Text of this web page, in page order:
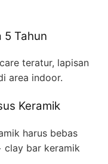
5 Tahun
teratur, lapisan
area indoor.
Keramik
harus bebas
clay bar keramik